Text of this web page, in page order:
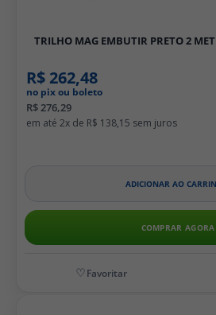
TRILHO MAG EMBUTIR PRETO 2
R$ 262,48
no pix ou boleto
R$ 276,29
2x de R$ 138,15
ADICIONAR AO
COMPRAR AGORA